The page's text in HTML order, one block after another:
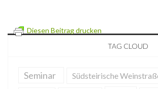
Diesen Beitrag drucken
TAG CLOUD
Seminar Südsteirische